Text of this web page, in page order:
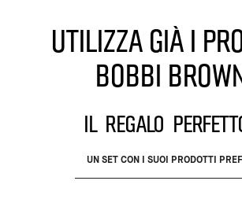
Utilizza già i
Bobbi
Il regalo
UN SET CON I SUOI PRODOTTI